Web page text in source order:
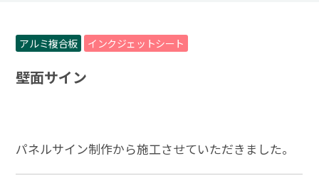
アルミ複合板 インクジェットシート
壁面サイン
パネルサイン制作から施工させていただきました。